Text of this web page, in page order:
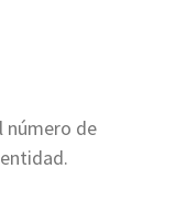
número de